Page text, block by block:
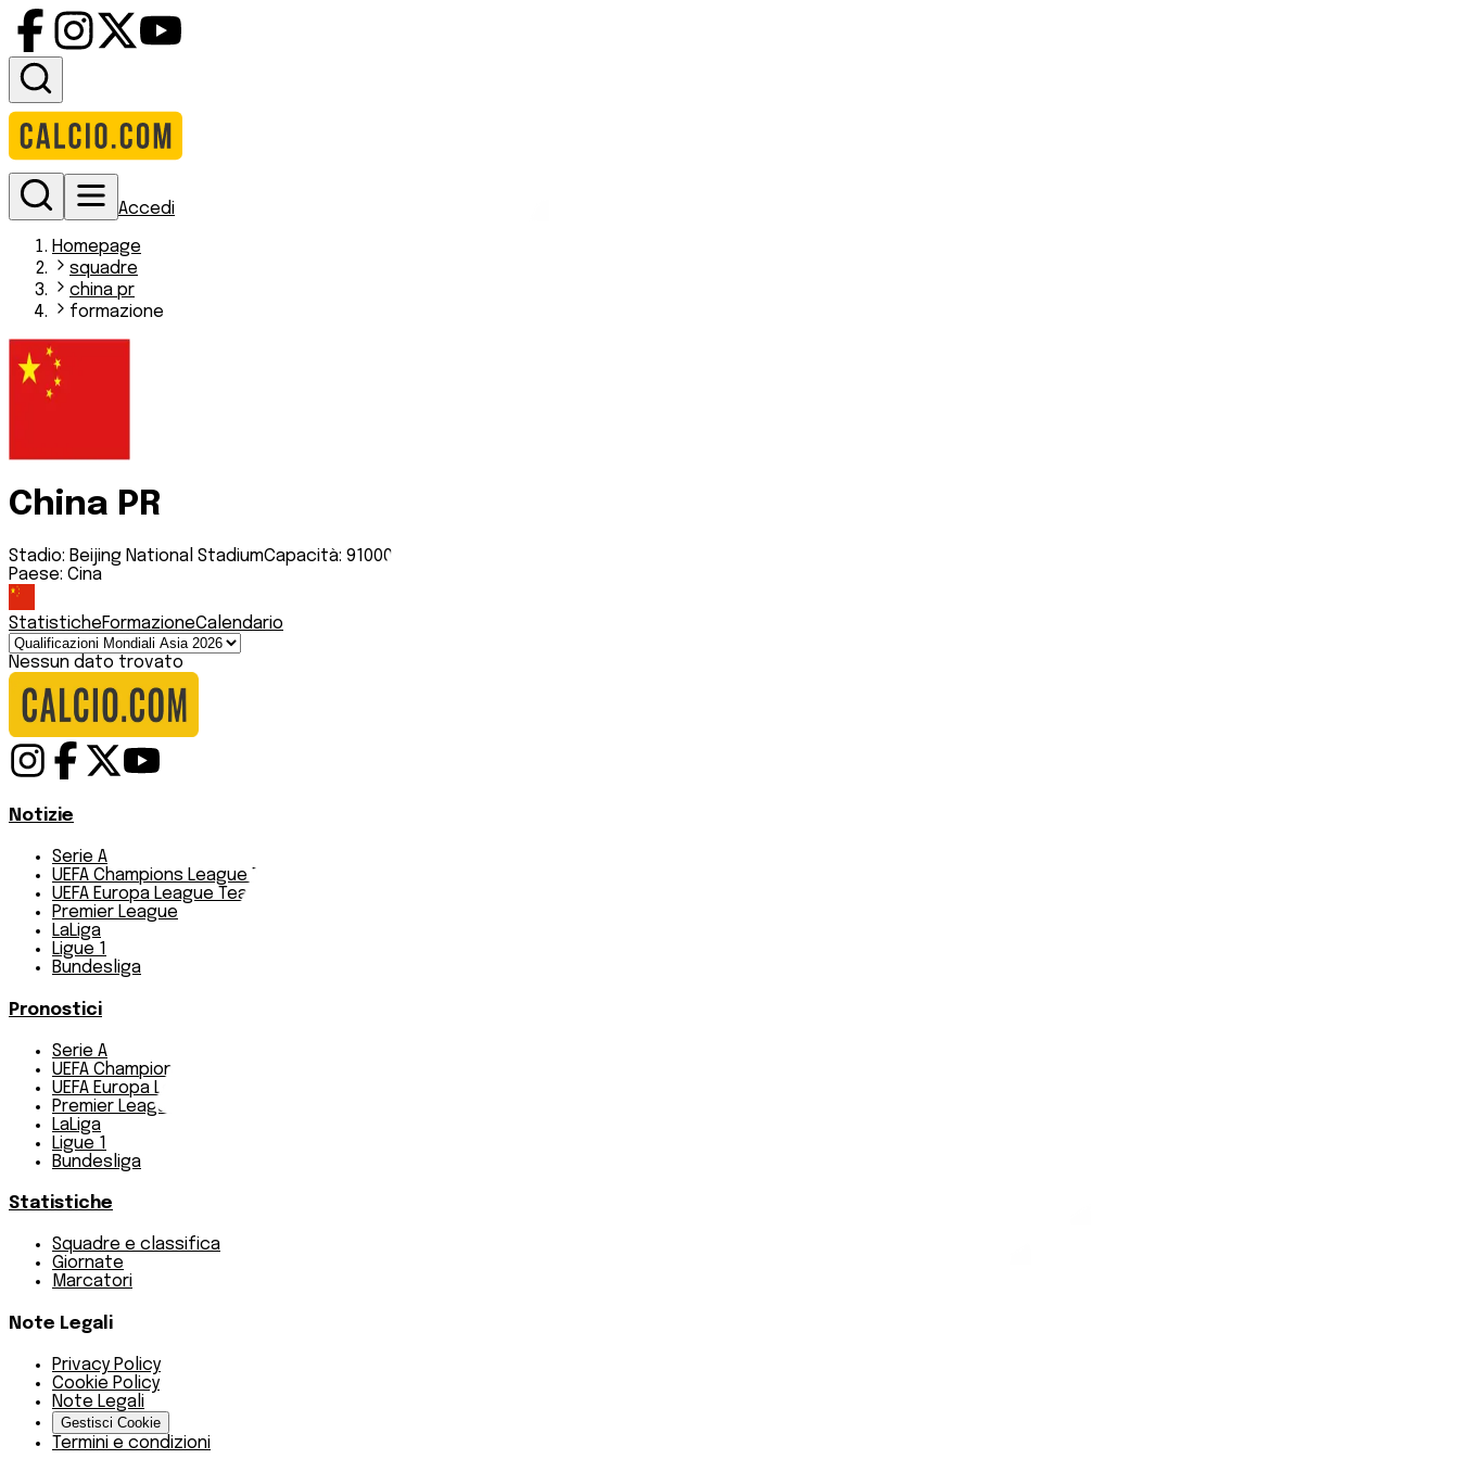
Accedi
Homepage
squadre
china pr
formazione
China PR
Stadio: Beijing National StadiumCapacità: 91000
Paese: Cina
StatisticheFormazioneCalendario
Nessun dato trovato
Notizie
Serie A
UEFA Champions League Teams
UEFA Europa League Teams
Premier League
LaLiga
Ligue 1
Bundesliga
Pronostici
Serie A
UEFA Champions League Teams
UEFA Europa League Teams
Premier League
LaLiga
Ligue 1
Bundesliga
Statistiche
Squadre e classifica
Giornate
Marcatori
Note Legali
Privacy Policy
Cookie Policy
Note Legali
Gestisci Cookie
Termini e condizioni